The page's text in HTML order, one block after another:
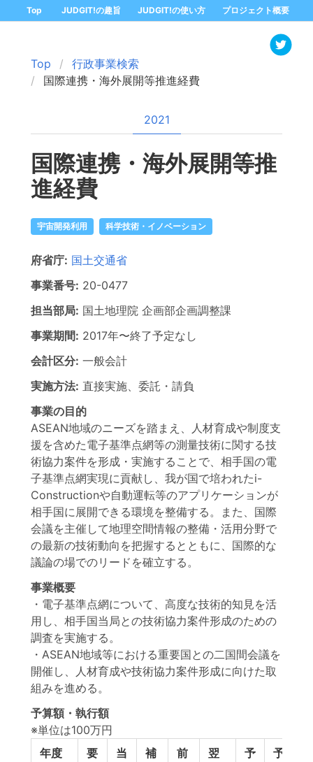
Top JUDGIT!の趣旨 JUDGIT!の使い方 プロジェクト概要
Top
行政事業検索
国際連携・海外展開等推進経費
2021
国際連携・海外展開等推
進経費
宇宙開発利用 科学技術・イノベーション
府省庁: 国土交通省
事業番号: 20-0477
担当部局: 国土地理院 企画部企画調整課
事業期間: 2017年〜終了予定なし
会計区分: 一般会計
実施方法: 直接実施、委託・請負
事業の目的
ASEAN地域のニーズを踏まえ、人材育成や制度支
援を含めた電子基準点網等の測量技術に関する技
術協力案件を形成・実施することで、相手国の電
子基準点網実現に貢献し、我が国で培われたi-
Constructionや自動運転等のアプリケーションが
相手国に展開できる環境を整備する。また、国際
会議を主催して地理空間情報の整備・活用分野で
の最新の技術動向を把握するとともに、国際的な
議論の場でのリードを確立する。
事業概要
・電子基準点網について、高度な技術的知見を活
用し、相手国当局との技術協力案件形成のための
調査を実施する。
・ASEAN地域等における重要国との二国間会議を
開催し、人材育成や技術協力案件形成に向けた取
組みを進める。
予算額・執行額
※単位は100万円
年度
要
当
補
前
翌
予
予